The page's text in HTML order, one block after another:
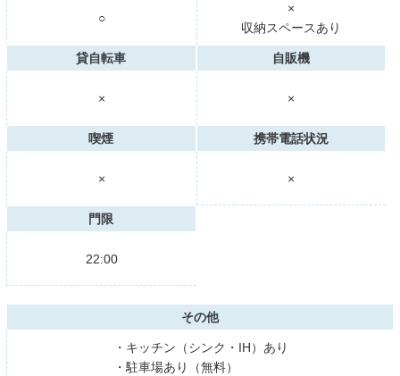
○
×
収納スペースあり
貸自転車
×
自販機
×
喫煙
×
携帯電話状況
×
門限
22:00
その他
・キッチン（シンク・IH）あり
・駐車場あり（無料）